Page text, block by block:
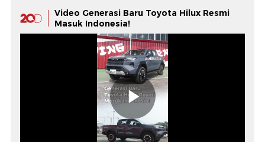
Video Generasi Baru Toyota Hilux Resmi
Masuk Indonesia!